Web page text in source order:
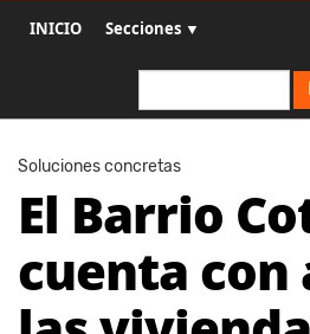
INICIO Secciones ▼
Soluciones concretas
El Barrio
cuenta con